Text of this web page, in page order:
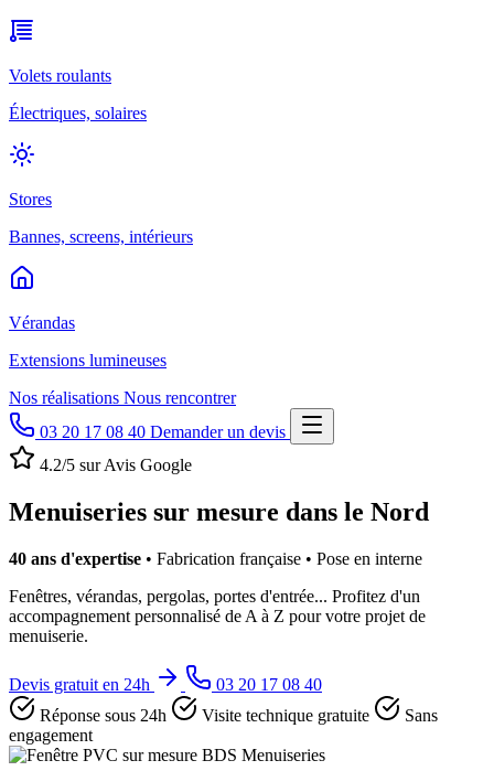
Volets roulants
Électriques, solaires
Stores
Bannes, screens, intérieurs
Vérandas
Extensions lumineuses
Nos réalisations Nous rencontrer
03 20 17 08 40 Demander un devis
4.2/5 sur Avis Google
Menuiseries sur mesure dans le Nord
40 ans d'expertise • Fabrication française • Pose en interne
Fenêtres, vérandas, pergolas, portes d'entrée... Profitez d'un
accompagnement personnalisé de A à Z pour votre projet de
menuiserie.
Devis gratuit en 24h
03 20 17 08 40
Réponse sous 24h
Visite technique gratuite
Sans
engagement